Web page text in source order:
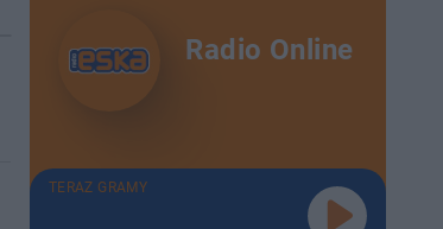
Radio Online
TERAZ GRAMY